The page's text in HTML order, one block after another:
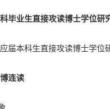
科毕业生直接攻读博士学位研
届本科生直接攻读博士学位
博连读